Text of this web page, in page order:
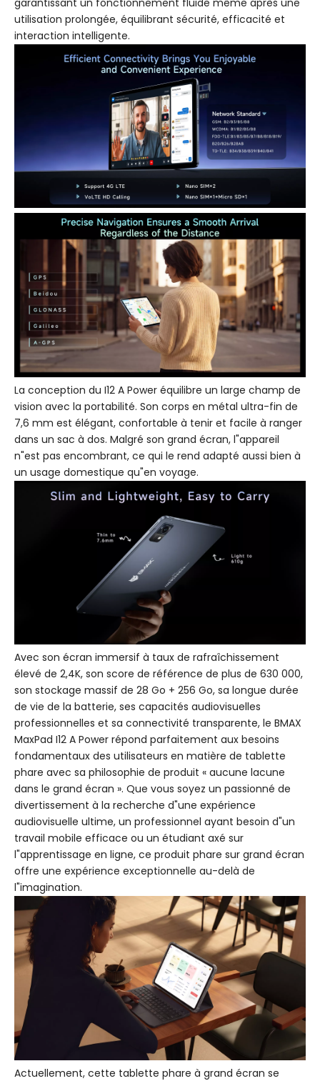
utilisation prolongée, équilibrant sécurité, efficacité et
interaction intelligente.
La conception du I12 A Power équilibre un large champ de
vision avec la portabilité. Son corps en métal ultra-fin de
7,6 mm est élégant, confortable à tenir et facile à ranger
dans un sac à dos. Malgré son grand écran, l"appareil
n"est pas encombrant, ce qui le rend adapté aussi bien à
un usage domestique qu"en voyage.
Avec son écran immersif à taux de rafraîchissement
élevé de 2,4K, son score de référence de plus de 630 000,
son stockage massif de 28 Go + 256 Go, sa longue durée
de vie de la batterie, ses capacités audiovisuelles
professionnelles et sa connectivité transparente, le BMAX
MaxPad I12 A Power répond parfaitement aux besoins
fondamentaux des utilisateurs en matière de tablette
phare avec sa philosophie de produit « aucune lacune
dans le grand écran ». Que vous soyez un passionné de
divertissement à la recherche d"une expérience
audiovisuelle ultime, un professionnel ayant besoin d"un
travail mobile efficace ou un étudiant axé sur
l"apprentissage en ligne, ce produit phare sur grand écran
offre une expérience exceptionnelle au-delà de
l"imagination.
Actuellement, cette tablette phare à grand écran se